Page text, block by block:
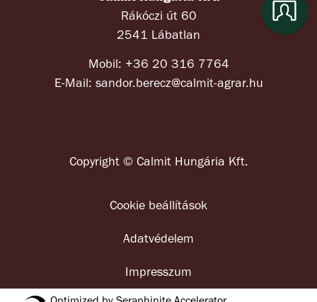
Rákóczi út 60
2541 Lábatlan
Mobil: +36 20 316 7764
E-Mail: sandor.berecz@calmit-agrar.hu
Copyright © Calmit Hungária Kft.
Cookie beállítások
Adatvédelem
Impresszum